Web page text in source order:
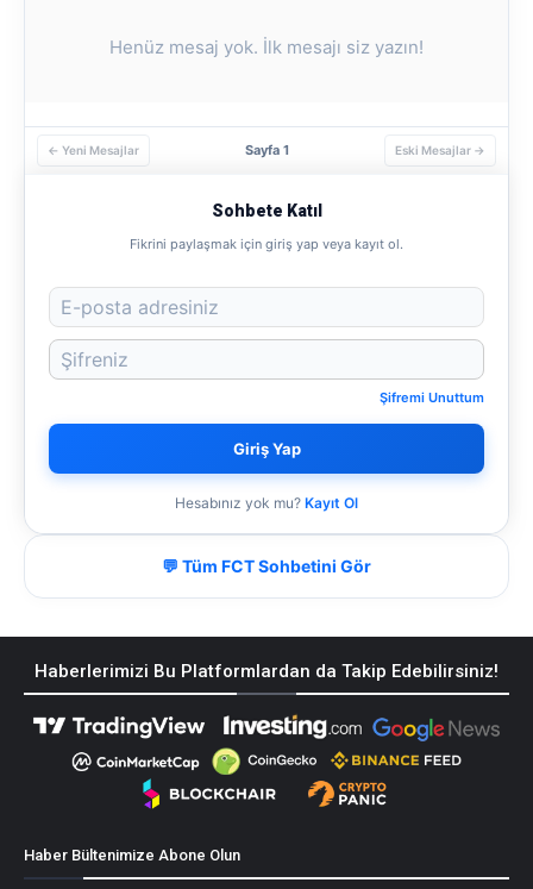
Henüz mesaj yok. İlk mesajı siz yazın!
← Yeni Mesajlar Sayfa 1 Eski Mesajlar →
Sohbete Katıl
Fikrini paylaşmak için giriş yap veya kayıt ol.
Şifremi Unuttum
Giriş Yap
Hesabınız yok mu? Kayıt Ol
💬 Tüm FCT Sohbetini Gör
Haberlerimizi Bu Platformlardan da Takip Edebilirsiniz!
Haber Bültenimize Abone Olun